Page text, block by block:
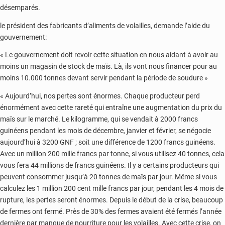
désemparés.
le président des fabricants d’aliments de volailles, demande l’aide du
gouvernement:
« Le gouvernement doit revoir cette situation en nous aidant à avoir au
moins un magasin de stock de maïs. Là, ils vont nous financer pour au
moins 10.000 tonnes devant servir pendant la période de soudure »
« Aujourd’hui, nos pertes sont énormes. Chaque producteur perd
énormément avec cette rareté qui entraîne une augmentation du prix du
maïs sur le marché. Le kilogramme, qui se vendait à 2000 francs
guinéens pendant les mois de décembre, janvier et février, se négocie
aujourd’hui à 3200 GNF ; soit une différence de 1200 francs guinéens.
Avec un million 200 mille francs par tonne, si vous utilisez 40 tonnes, cela
vous fera 44 millions de francs guinéens. Il y a certains producteurs qui
peuvent consommer jusqu’à 20 tonnes de maïs par jour. Même si vous
calculez les 1 million 200 cent mille francs par jour, pendant les 4 mois de
rupture, les pertes seront énormes. Depuis le début de la crise, beaucoup
de fermes ont fermé. Près de 30% des fermes avaient été fermés l’année
dernière par manque de nourriture pour les volailles. Avec cette crise, on